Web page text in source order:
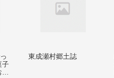
子
東成瀬村郷土誌